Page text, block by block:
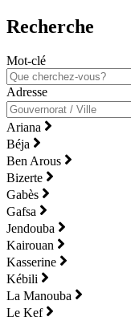
Recherche
Mot-clé
Adresse
Ariana
Béja
Ben Arous
Bizerte
Gabès
Gafsa
Jendouba
Kairouan
Kasserine
Kébili
La Manouba
Le Kef